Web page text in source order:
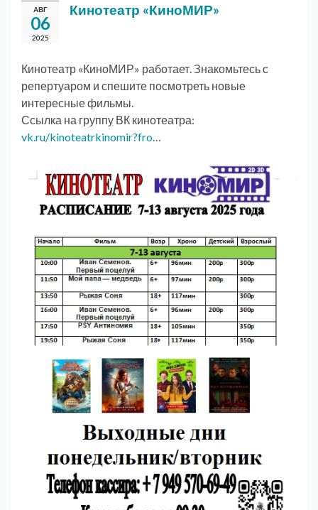
АВГ
06
2025
Кинотеатр «КиноМИР»
Кинотеатр «КиноМИР» работает. Знакомьтесь с
репертуаром и спешите посмотреть новые
интересные фильмы.
Ссылка на группу ВК кинотеатра:
vk.ru/kinoteatrkinomir?fro…